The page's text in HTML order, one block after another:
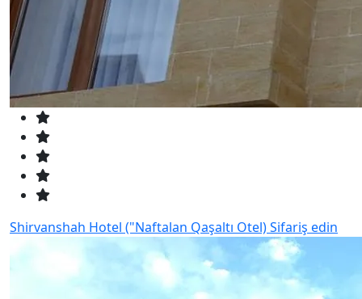
Shirvanshah Hotel ("Naftalan Qaşaltı Otel)Sifariş edin